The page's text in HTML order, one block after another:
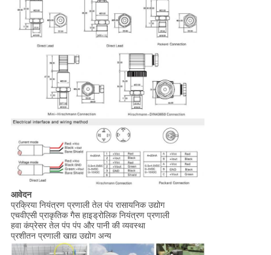
आवेदन
प्रक्रिया नियंत्रण प्रणाली तेल पंप रासायनिक उद्योग
एचवीएसी प्राकृतिक गैस हाइड्रोलिक नियंत्रण प्रणाली
हवा कंप्रेसर तेल पंप पंप और पानी की व्यवस्था
प्रशीतन प्रणाली खाद्य उद्योग अन्य